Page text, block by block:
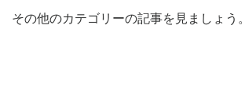
その他のカテゴリーの記事を見ましょう。